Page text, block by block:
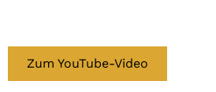
Zum YouTube-Video